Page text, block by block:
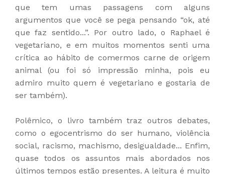
que tem umas passagens com alguns
argumentos que você se pega pensando “ok, até
que faz sentido...”. Por outro lado, o Raphael é
vegetariano, e em muitos momentos senti uma
crítica ao hábito de comermos carne de origem
animal (ou foi só impressão minha, pois eu
admiro muito quem é vegetariano e gostaria de
ser também).
Polêmico, o livro também traz outros debates,
como o egocentrismo do ser humano, violência
social, racismo, machismo, desigualdade... Enfim,
quase todos os assuntos mais abordados nos
últimos tempos estão presentes. A leitura é muito